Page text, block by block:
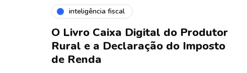
inteligência fiscal
O Livro Caixa Digital do Produtor
Rural e a Declaração do Imposto
de Renda